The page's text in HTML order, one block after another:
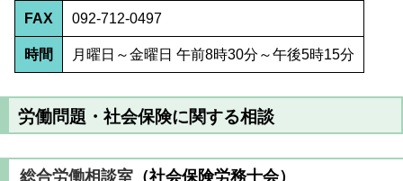
FAX 092-712-0497
時間 月曜日～金曜日 午前8時30分～午後5時15分
労働問題・社会保険に関する相談
総合労働相談室（社会保険労務士会）